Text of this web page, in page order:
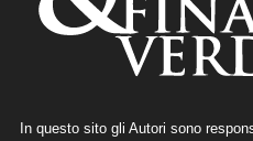
In questo sito gli Autori sono